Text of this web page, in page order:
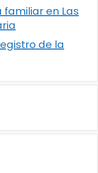
en Las
de la